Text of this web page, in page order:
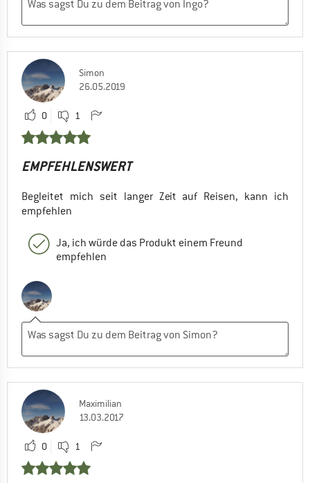
Simon
26.05.2019
0 1
EMPFEHLENSWERT
Begleitet mich seit langer Zeit auf Reisen, kann ich
empfehlen
Ja, ich würde das Produkt einem Freund
empfehlen
Maximilian
13.03.2017
0 1